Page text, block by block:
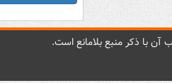
آن با ذکر منبع بلامانع است.